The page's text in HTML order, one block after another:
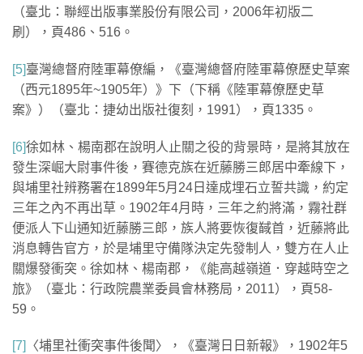
（臺北：聯經出版事業股份有限公司，2006年初版二
刷），頁486、516。
[5]臺灣總督府陸軍幕僚編，《臺灣總督府陸軍幕僚歷史草案
（西元1895年~1905年）》下（下稱《陸軍幕僚歷史草
案》）（臺北：捷幼出版社復刻，1991），頁1335。
[6]徐如林、楊南郡在說明人止關之役的背景時，是將其放在
發生深崛大尉事件後，賽德克族在近藤勝三郎居中牽線下，
與埔里社辨務署在1899年5月24日達成埋石立誓共識，約定
三年之內不再出草。1902年4月時，三年之約將滿，霧社群
便派人下山通知近藤勝三郎，族人將要恢復馘首，近藤將此
消息轉告官方，於是埔里守備隊決定先發制人，雙方在人止
關爆發衝突。徐如林、楊南郡，《能高越嶺道．穿越時空之
旅》（臺北：行政院農業委員會林務局，2011），頁58-
59。
[7]
〈埔里社衝突事件後聞〉，《臺灣日日新報》，1902年5